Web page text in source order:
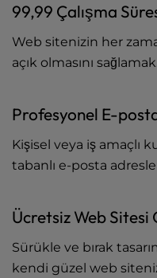
99,99 Çalışma
Web sitenizin her
açık olmasını
Profesyonel E-
Kişisel veya iş amaçlı
tabanlı e-posta
Ücretsiz Web
Sürükle ve bırak
kendi güzel web